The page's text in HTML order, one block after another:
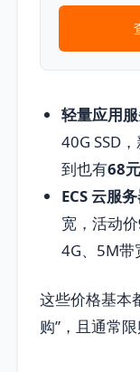
轻量应用
40G SSD
到也有68
ECS 云服
宽，活动价
4G、5M带
这些价格基本
购”，且通常限